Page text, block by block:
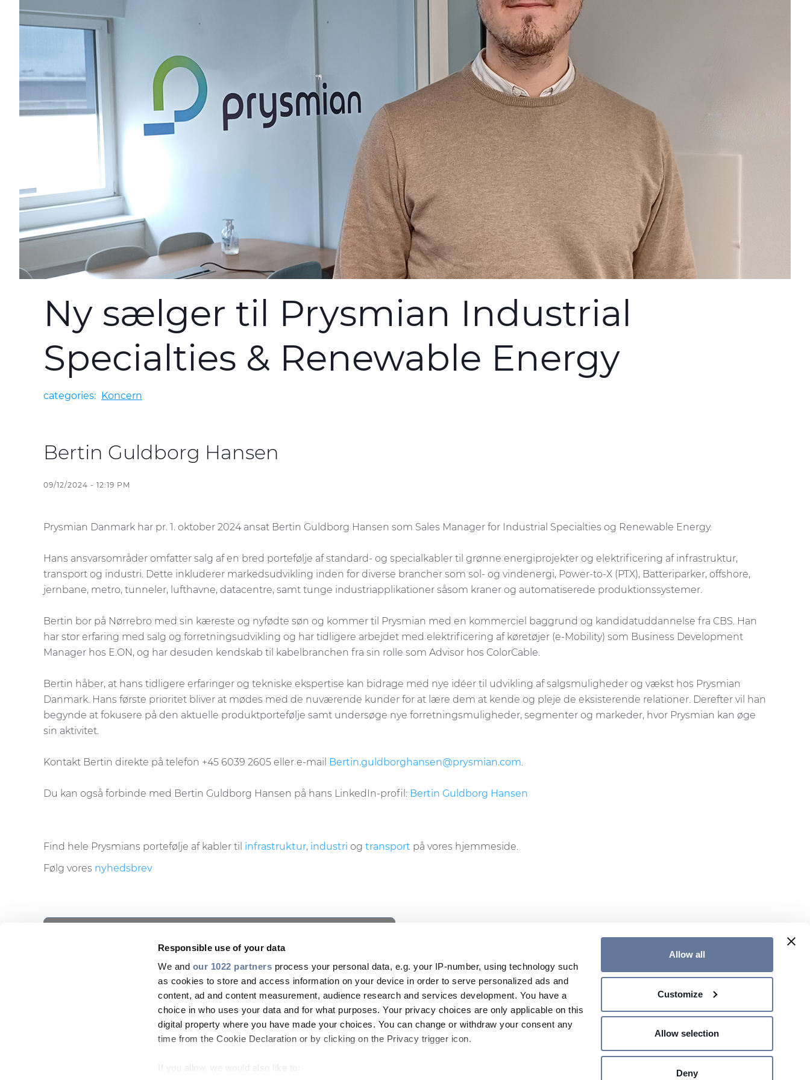
Responsible use of your data
We and our 1022 partners process your personal data, e.g. your IP-number, using technology such
as cookies to store and access information on your device in order to serve personalized ads and
content, ad and content measurement, audience research and services development. You have a
choice in who uses your data and for what purposes. Your privacy choices are only applicable on this
digital property where you have made your choices. You can change or withdraw your consent any
time from the Cookie Declaration or by clicking on the Privacy trigger icon.
If you allow, we would also like to:
Allow all
Customize
Allow selection
Deny
Ny sælger til Prysmian Industrial
Specialties & Renewable Energy
categories: Koncern
Bertin Guldborg Hansen
09/12/2024 - 12:19 PM
Prysmian Danmark har pr. 1. oktober 2024 ansat Bertin Guldborg Hansen som Sales Manager for Industrial Specialties og Renewable Energy.
Hans ansvarsområder omfatter salg af en bred portefølje af standard- og specialkabler til grønne energiprojekter og elektrificering af infrastruktur,
transport og industri. Dette inkluderer markedsudvikling inden for diverse brancher som sol- og vindenergi, Power-to-X (PTX), Batteriparker, offshore,
jernbane, metro, tunneler, lufthavne, datacentre, samt tunge industriapplikationer såsom kraner og automatiserede produktionssystemer.
Bertin bor på Nørrebro med sin kæreste og nyfødte søn og kommer til Prysmian med en kommerciel baggrund og kandidatuddannelse fra CBS. Han
har stor erfaring med salg og forretningsudvikling og har tidligere arbejdet med elektrificering af køretøjer (e-Mobility) som Business Development
Manager hos E.ON, og har desuden kendskab til kabelbranchen fra sin rolle som Advisor hos ColorCable.
Bertin håber, at hans tidligere erfaringer og tekniske ekspertise kan bidrage med nye idéer til udvikling af salgsmuligheder og vækst hos Prysmian
Danmark. Hans første prioritet bliver at mødes med de nuværende kunder for at lære dem at kende og pleje de eksisterende relationer. Derefter vil han
begynde at fokusere på den aktuelle produktportefølje samt undersøge nye forretningsmuligheder, segmenter og markeder, hvor Prysmian kan øge
sin aktivitet.
Kontakt Bertin direkte på telefon +45 6039 2605 eller e-mail Bertin.guldborghansen@prysmian.com
Du kan også forbinde med Bertin Guldborg Hansen på hans LinkedIn-profil: Bertin Guldborg Hansen
Find hele Prysmians portefølje af kabler til infrastruktur, industri og transport på vores hjemmeside.
Følg vores nyhedsbrev
accept STATISTICS cookiesto access this content.
Footer
top
NYHEDSBREV KONTAKT OS GLOBAL WEBSIDE